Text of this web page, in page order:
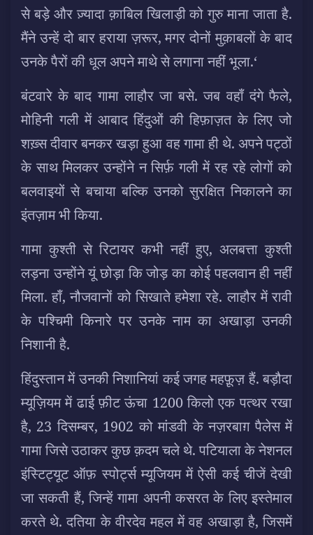
से बड़े और ज़्यादा क़ाबिल खिलाड़ी को गुरु माना जाता है.
मैंने उन्हें दो बार हराया ज़रूर, मगर दोनों मुक़ाबलों के बाद
उनके पैरों की धूल अपने माथे से लगाना नहीं भूला.‘
बंटवारे के बाद गामा लाहौर जा बसे. जब वहाँ दंगे फैले,
मोहिनी गली में आबाद हिंदुओं की हिफ़ाज़त के लिए जो
शख़्स दीवार बनकर खड़ा हुआ वह गामा ही थे. अपने पट्ठों
के साथ मिलकर उन्होंने न सिर्फ़ गली में रह रहे लोगों को
बलवाइयों से बचाया बल्कि उनको सुरक्षित निकालने का
इंतज़ाम भी किया.
गामा कुश्ती से रिटायर कभी नहीं हुए, अलबत्ता कुश्ती
लड़ना उन्होंने यूं छोड़ा कि जोड़ का कोई पहलवान ही नहीं
मिला. हाँ, नौजवानों को सिखाते हमेशा रहे. लाहौर में रावी
के पश्चिमी किनारे पर उनके नाम का अखाड़ा उनकी
निशानी है.
हिंदुस्तान में उनकी निशानियां कई जगह महफ़ूज़ हैं. बड़ौदा
म्यूज़ियम में ढाई फ़ीट ऊंचा 1200 किलो एक पत्थर रखा
है, 23 दिसम्बर, 1902 को मांडवी के नज़रबाग़ पैलेस में
गामा जिसे उठाकर कुछ क़दम चले थे. पटियाला के नेशनल
इंस्टिट्यूट ऑफ़ स्पोर्ट्स म्यूजियम में ऐसी कई चीजें देखी
जा सकती हैं, जिन्हें गामा अपनी कसरत के लिए इस्तेमाल
करते थे. दतिया के वीरदेव महल में वह अखाड़ा है, जिसमें